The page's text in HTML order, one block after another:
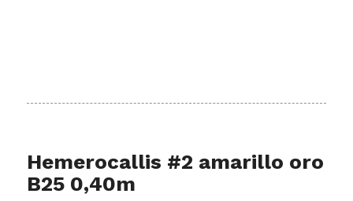
Hemerocallis #2 amarillo oro
B25 0,40m